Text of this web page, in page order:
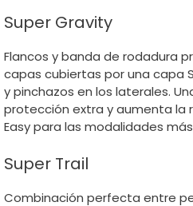
Super Gravity
Flancos y banda de rodadura
capas cubiertas por una capa
y pinchazos en los laterales.
protección extra y aumenta la
Easy para las modalidades
Super Trail
Combinación perfecta entre